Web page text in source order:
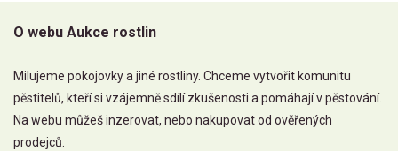
O webu Aukce rostlin
Milujeme pokojovky a jiné rostliny. Chceme vytvořit komunitu
pěstitelů, kteří si vzájemně sdílí zkušenosti a pomáhají v pěstování.
Na webu můžeš inzerovat, nebo nakupovat od ověřených
prodejců.